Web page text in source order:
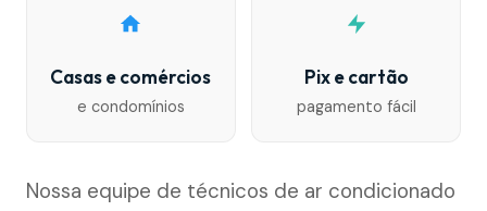
Casas e comércios
e condomínios
Pix e cartão
pagamento fácil
Nossa equipe de técnicos de ar condicionado